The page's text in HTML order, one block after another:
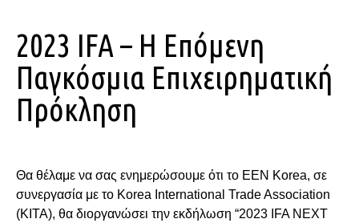
2023 IFA – H Επόμενη
Παγκόσμια Επιχειρηματική
Πρόκληση
Θα θέλαμε να σας ενημερώσουμε ότι το EEN Korea, σε
συνεργασία με το Korea International Trade Association
(KITA), θα διοργανώσει την εκδήλωση “2023 IFA NEXT